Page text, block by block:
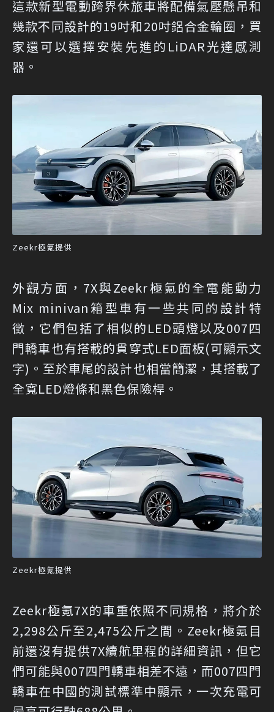
這款新型電動跨界休旅車將配備氣壓懸吊和
幾款不同設計的19吋和20吋鋁合金輪圈，買
家還可以選擇安裝先進的LiDAR光達感測
器。
Zeekr極氪提供
外觀方面，7X與Zeekr極氪的全電能動力
Mix minivan箱型車有一些共同的設計特
徵，它們包括了相似的LED頭燈以及007四
門轎車也有搭載的貫穿式LED面板(可顯示文
字)。至於車尾的設計也相當簡潔，其搭載了
全寬LED燈條和黑色保險桿。
Zeekr極氪提供
Zeekr極氪7X的車重依照不同規格，將介於
2,298公斤至2,475公斤之間。Zeekr極氪目
前還沒有提供7X續航里程的詳細資訊，但它
們可能與007四門轎車相差不遠，而007四門
轎車在中國的測試標準中顯示，一次充電可